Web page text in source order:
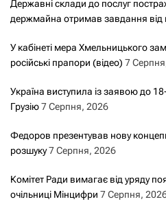
Державні склади до послуг
держмайна отримав завдання від
У кабінеті мера Хмельницького
російські прапори (відео) 7
Україна виступила із заявою до
Грузію7 Серпня, 2026
Федоров презентував нову
розшуку7 Серпня, 2026
Комітет Ради вимагає від уряду
очільниці Мінцифри 7 Серпня,